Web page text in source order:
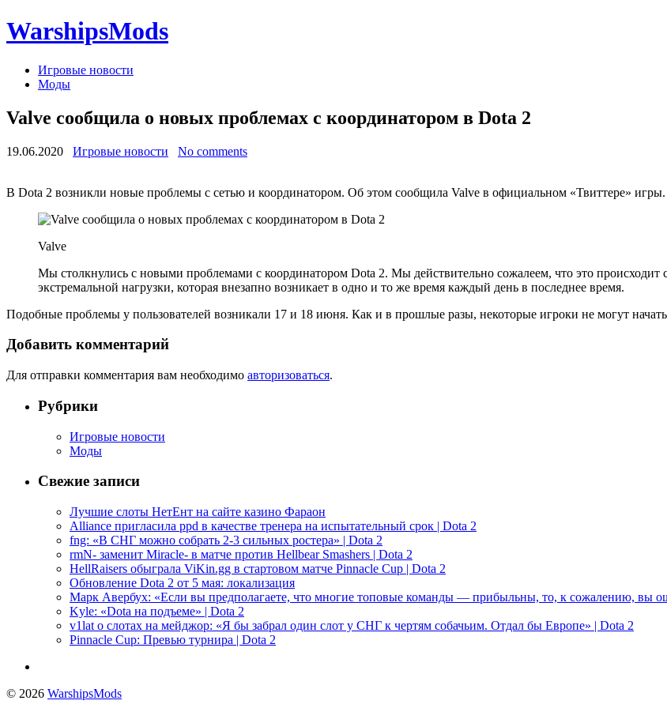
WarshipsMods
Игровые новости
Моды
Valve сообщила о новых проблемах с координатором в Dota 2
19.06.2020 Игровые новости No comments
В Dota 2 возникли новые проблемы с сетью и координатором. Об этом сообщила Valve в официальном «Твиттере» игры.
Valve
Мы столкнулись с новыми проблемами с координатором Dota 2. Мы действительно сожалеем, что это
экстремальной нагрузки, которая внезапно возникает в одно и то же время каждый день в последнее время.
Подобные проблемы у пользователей возникали 17 и 18 июня. Как и в прошлые разы, некоторые игроки не могут
Добавить комментарий
Для отправки комментария вам необходимо авторизоваться.
Рубрики
Игровые новости
Моды
Свежие записи
Лучшие слоты НетЕнт на сайте казино Фараон
Alliance пригласила ppd в качестве тренера на испытательный срок | Dota 2
fng: «В СНГ можно собрать 2-3 сильных ростера» | Dota 2
rmN- заменит Miracle- в матче против Hellbear Smashers | Dota 2
HellRaisers обыграла ViKin.gg в стартовом матче Pinnacle Cup | Dota 2
Обновление Dota 2 от 5 мая: локализация
Марк Авербух: «Если вы предполагаете, что многие топовые команды — прибыльны, то, к сожалению, вы
Kyle: «Dota на подъеме» | Dota 2
v1lat о слотах на мейджор: «Я бы забрал один слот у СНГ к чертям собачьим. Отдал бы Европе» | Dota 2
Pinnacle Cup: Превью турнира | Dota 2
© 2026 WarshipsMods